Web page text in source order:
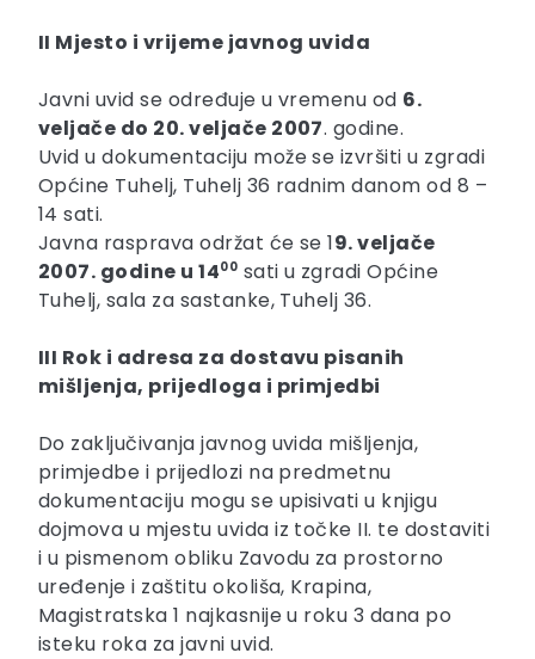
II Mjesto i vrijeme javnog uvida
Javni uvid se određuje u vremenu od 6.
veljače do 20. veljače 2007. godine.
Uvid u dokumentaciju može se izvršiti u zgradi
Općine Tuhelj, Tuhelj 36 radnim danom od 8 –
14 sati.
Javna rasprava održat će se 19. veljače
2007. godine u 1400 sati u zgradi Općine
Tuhelj, sala za sastanke, Tuhelj 36.
III Rok i adresa za dostavu pisanih
mišljenja, prijedloga i primjedbi
Do zaključivanja javnog uvida mišljenja,
primjedbe i prijedlozi na predmetnu
dokumentaciju mogu se upisivati u knjigu
dojmova u mjestu uvida iz točke II. te dostaviti
i u pismenom obliku Zavodu za prostorno
uređenje i zaštitu okoliša, Krapina,
Magistratska 1 najkasnije u roku 3 dana po
isteku roka za javni uvid.